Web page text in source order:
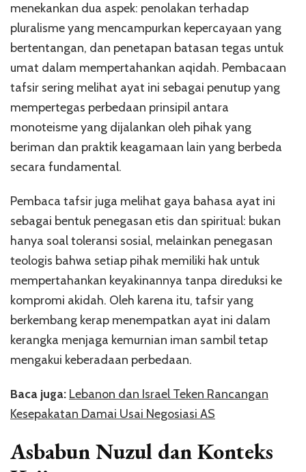
menekankan dua aspek: penolakan terhadap
pluralisme yang mencampurkan kepercayaan yang
bertentangan, dan penetapan batasan tegas untuk
umat dalam mempertahankan aqidah. Pembacaan
tafsir sering melihat ayat ini sebagai penutup yang
mempertegas perbedaan prinsipil antara
monoteisme yang dijalankan oleh pihak yang
beriman dan praktik keagamaan lain yang berbeda
secara fundamental.
Pembaca tafsir juga melihat gaya bahasa ayat ini
sebagai bentuk penegasan etis dan spiritual: bukan
hanya soal toleransi sosial, melainkan penegasan
teologis bahwa setiap pihak memiliki hak untuk
mempertahankan keyakinannya tanpa direduksi ke
kompromi akidah. Oleh karena itu, tafsir yang
berkembang kerap menempatkan ayat ini dalam
kerangka menjaga kemurnian iman sambil tetap
mengakui keberadaan perbedaan.
Baca juga: Lebanon dan Israel Teken Rancangan
Kesepakatan Damai Usai Negosiasi AS
Asbabun Nuzul dan Konteks